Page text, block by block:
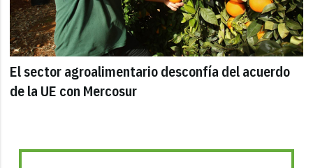
El sector agroalimentario desconfía del acuerdo
de la UE con Mercosur